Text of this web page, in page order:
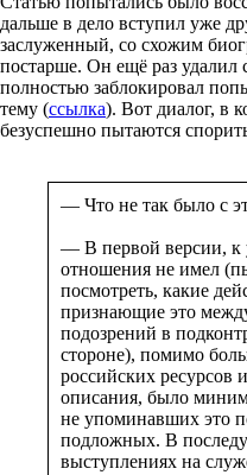
дальше в дело вступил уже
заслуженный, со схожим
постарше. Он ещё раз удалил
полностью заблокировал
тему (ссылка). Вот диалог, в
безуспешно пытаются
— Что не так было с
— В первой версии, к
отношения не имел
посмотреть, какие
признающие это
подозрений в
стороне), помимо
российских ресурсов
описания, было
не упоминавших это
подложных. В
выступлениях на